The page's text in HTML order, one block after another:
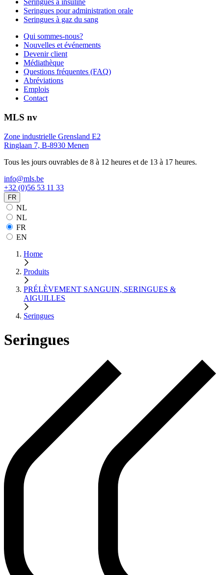
Seringues à insuline
Seringues pour administration orale
Seringues à gaz du sang
Qui sommes-nous?
Nouvelles et événements
Devenir client
Médiathèque
Questions fréquentes (FAQ)
Abréviations
Emplois
Contact
MLS nv
Zone industrielle Grensland E2
Ringlaan 7, B-8930 Menen
Tous les jours ouvrables de 8 à 12 heures et de 13 à 17 heures.
info@mls.be
+32 (0)56 53 11 33
FR
NL
NL
FR
EN
Home
Produits
PRÉLÈVEMENT SANGUIN, SERINGUES &
AIGUILLES
Seringues
Seringues